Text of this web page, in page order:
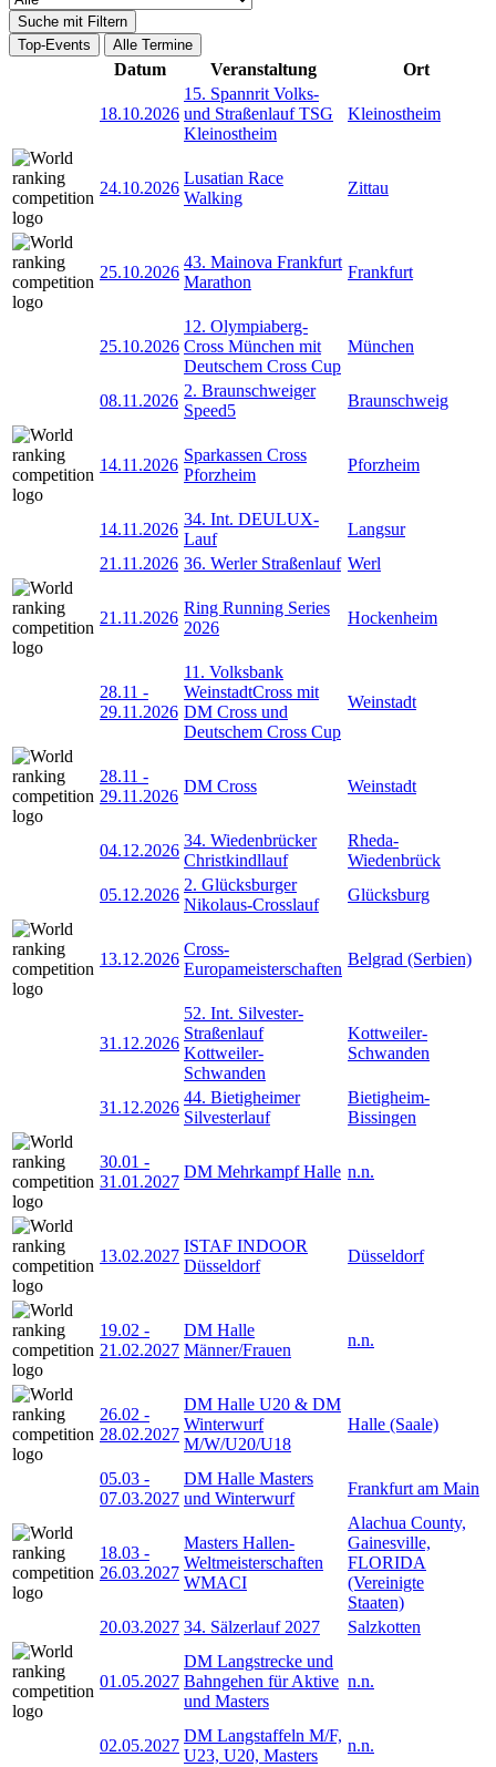
Suche mit Filtern
Top-Events
Alle Termine
Datum Veranstaltung Ort
18.10.2026
15. Spannrit Volks-
und Straßenlauf TSG
Kleinostheim
Kleinostheim
24.10.2026
Lusatian Race
Walking
Zittau
25.10.2026
43. Mainova Frankfurt
Marathon
Frankfurt
25.10.2026
12. Olympiaberg-
Cross München mit
Deutschem Cross Cup
München
08.11.2026
2. Braunschweiger
Speed5
Braunschweig
14.11.2026
Sparkassen Cross
Pforzheim
Pforzheim
14.11.2026
34. Int. DEULUX-
Lauf
Langsur
21.11.2026 36. Werler Straßenlauf Werl
21.11.2026
Ring Running Series
2026
Hockenheim
28.11 -
29.11.2026
11. Volksbank
WeinstadtCross mit
DM Cross und
Deutschem Cross Cup
Weinstadt
28.11 -
29.11.2026
DM Cross Weinstadt
04.12.2026
34. Wiedenbrücker
Christkindllauf
Rheda-
Wiedenbrück
05.12.2026
2. Glücksburger
Nikolaus-Crosslauf
Glücksburg
13.12.2026
Cross-
Europameisterschaften
Belgrad (Serbien)
31.12.2026
52. Int. Silvester-
Straßenlauf
Kottweiler-
Schwanden
Kottweiler-
Schwanden
31.12.2026
44. Bietigheimer
Silvesterlauf
Bietigheim-
Bissingen
30.01 -
31.01.2027
DM Mehrkampf Halle n.n.
13.02.2027
ISTAF INDOOR
Düsseldorf
Düsseldorf
19.02 -
21.02.2027
DM Halle
Männer/Frauen
n.n.
26.02 -
28.02.2027
DM Halle U20 & DM
Winterwurf
M/W/U20/U18
Halle (Saale)
05.03 -
07.03.2027
DM Halle Masters
und Winterwurf
Frankfurt am Main
18.03 -
26.03.2027
Masters Hallen-
Weltmeisterschaften
WMACI
Alachua County,
Gainesville,
FLORIDA
(Vereinigte
Staaten)
20.03.2027 34. Sälzerlauf 2027 Salzkotten
01.05.2027
DM Langstrecke und
Bahngehen für Aktive
und Masters
n.n.
02.05.2027
DM Langstaffeln M/F,
U23, U20, Masters
n.n.